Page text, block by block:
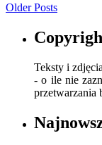
Older Posts
Teksty i
- o ile nie
przetwarzania